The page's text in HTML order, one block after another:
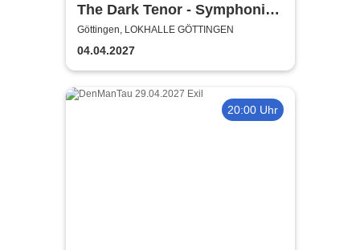
The Dark Tenor - Symphonica
- Rock meets Klassik 2027
Göttingen, LOKHALLE GÖTTINGEN
04.04.2027
20:00 Uhr